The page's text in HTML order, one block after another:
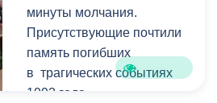
минуты молчания.
Присутствующие почтили
память погибших
в трагических событиях
1992 года.